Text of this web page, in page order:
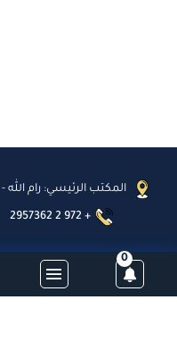
0
المكتب الرئيسي: رام
2957362 2 972 +